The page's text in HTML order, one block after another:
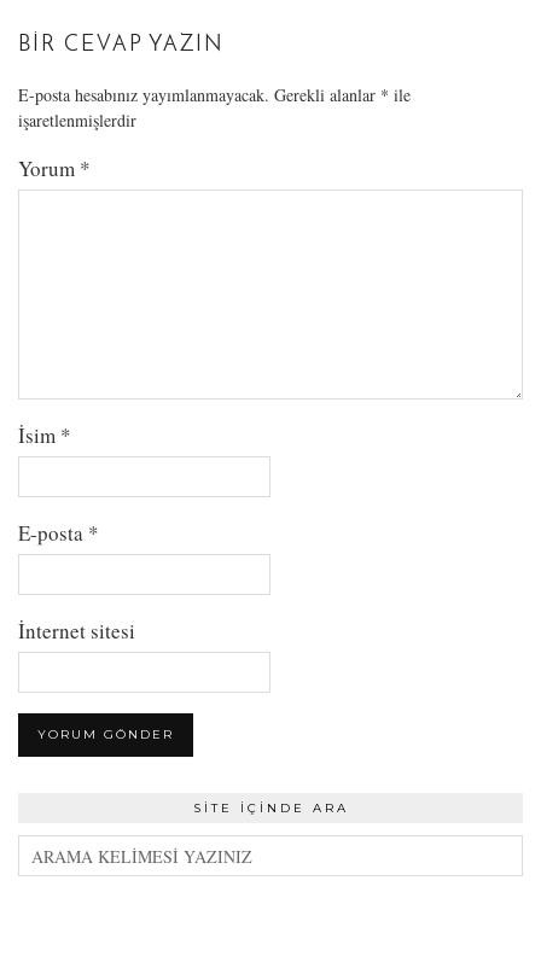
BIR CEVAP YAZIN
E-posta hesabınız yayımlanmayacak. Gerekli alanlar * ile
işaretlenmişlerdir
Yorum *
İsim *
E-posta *
İnternet sitesi
SITE İÇINDE ARA